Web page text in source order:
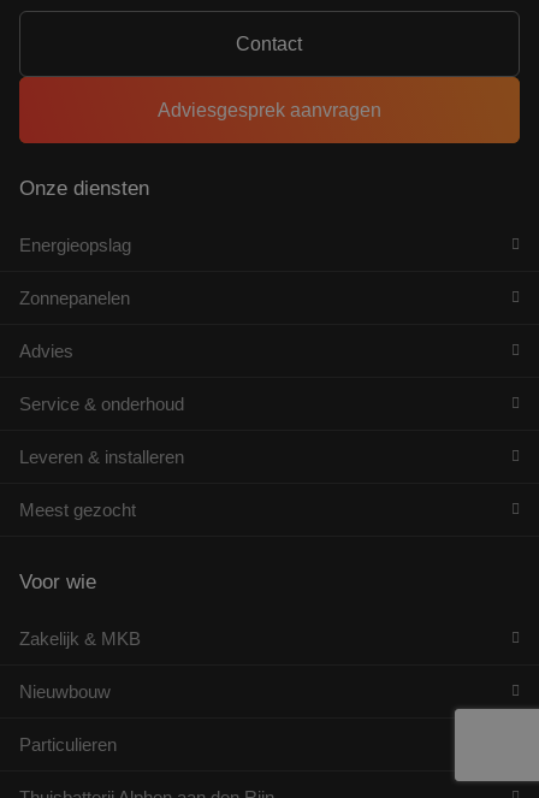
Contact
Adviesgesprek aanvragen
Onze diensten
Energieopslag
Zonnepanelen
Advies
Service & onderhoud
Leveren & installeren
Meest gezocht
Voor wie
Zakelijk & MKB
Nieuwbouw
Particulieren